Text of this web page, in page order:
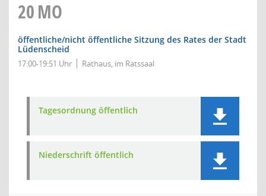
20MO
öffentliche/nicht öffentliche Sitzung des Rates der Stadt
Lüdenscheid
17:00-19:51 Uhr Rathaus, im Ratssaal
Tagesordnung öffentlich
Niederschrift öffentlich